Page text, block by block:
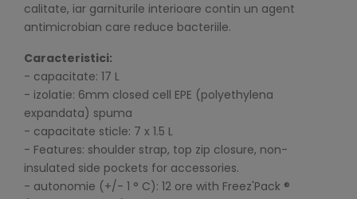
calitate, iar garniturile interioare contin un agent
antimicrobian care reduce bacteriile.
Caracteristici:
- capacitate: 17 L
- izolatie: 6mm closed cell EPE (polyethylena
expandata) spuma
- capacitate sticle: 7 x 1.5 L
- Features: shoulder strap, top zip closure, non-
insulated side pockets for accessories.
- autonomie (+/- 1 ° C): 12 ore with Freez'Pack ®